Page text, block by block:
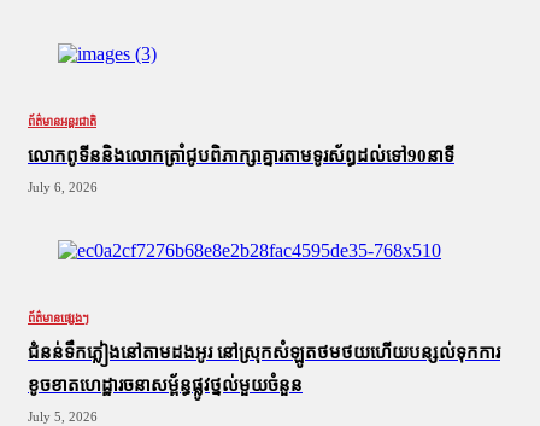
ព័ត៌មានអន្តរជាតិ
លោកពូទីននិងលោកត្រាំជូបពិភាក្សាគ្នារតាមទូរស័ព្ធដល់ទៅ90នាទី
July 6, 2026
ព័ត៌មានផ្សេងៗ
ជំនន់​ទឹកភ្លៀង​នៅ​តាម​ដងអូរ​ នៅ​ស្រុក​សំឡូត​ថមថយ​ហើយ​បន្សល់​ទុក​ការ​
ខូចខាត​ហេដ្ឋារចនាសម្ព័ន្ធ​ផ្លូវថ្នល់​មួយ​ចំនួន
July 5, 2026